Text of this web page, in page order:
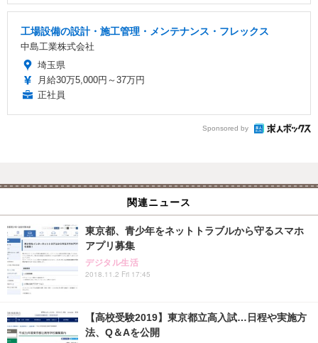
工場設備の設計・施工管理・メンテナンス・フレックス
中島工業株式会社
埼玉県
月給30万5,000円～37万円
正社員
Sponsored by
関連ニュース
東京都、青少年をネットトラブルから守るスマホ
アプリ募集
デジタル生活
2018.11.2 Fri 17:45
【高校受験2019】東京都立高入試…日程や実施方
法、Q＆Aを公開